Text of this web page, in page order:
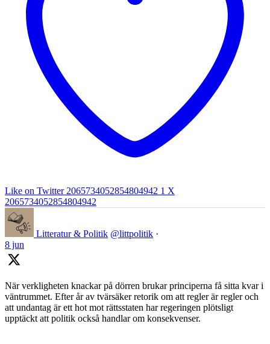
Like on Twitter 2065734052854804942 1 X
2065734052854804942
Litteratur & Politik @littpolitik ·
8 jun
När verkligheten knackar på dörren brukar principerna få sitta kvar i
väntrummet. Efter år av tvärsäker retorik om att regler är regler och
att undantag är ett hot mot rättsstaten har regeringen plötsligt
upptäckt att politik också handlar om konsekvenser.